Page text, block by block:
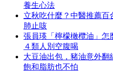
養生心法
立秋吃什麼？中醫推薦百
肺止咳
張員瑛「檸檬橄欖油」怎
４類人別空腹喝
大豆油出包，豬油意外翻
飽和脂肪也不怕